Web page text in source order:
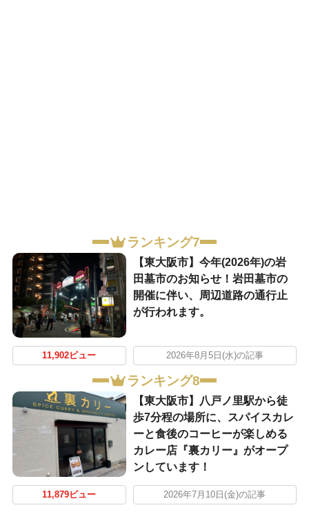
ランキング7
【東大阪市】今年(2026年)の岩
田墓市のお知らせ！岩田墓市の
開催に伴い、周辺道路の通行止
が行われます。
11,902ビュー 2026年8月5日(水)の記事
ランキング8
【東大阪市】八戸ノ里駅から徒
歩7分程の場所に、スパイスカレ
ーと食後のコーヒーが楽しめる
カレー店『裏カリー』がオープ
ンしています！
11,879ビュー 2026年7月10日(金)の記事